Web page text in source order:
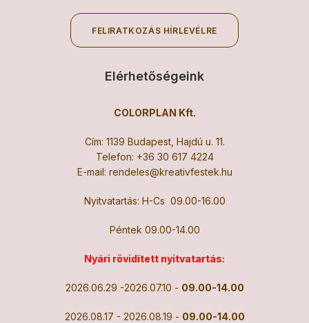
FELIRATKOZÁS HÍRLEVÉLRE
Elérhetőségeink
COLORPLAN Kft.
Cím: 1139 Budapest, Hajdú u. 11.
Telefon: +36 30 617 4224
E-mail: rendeles@kreativfestek.hu
Nyitvatartás: H-Cs 09.00-16.00
Péntek 09.00-14.00
Nyári rövidített nyitvatartás:
2026.06.29 -2026.07.10 - 09.00-14.00
2026.08.17 - 2026.08.19 - 09.00-14.00